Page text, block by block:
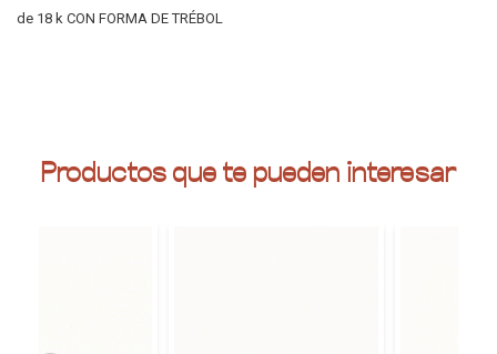
de 18 k CON FORMA DE TRÉBOL
Productos que te pueden interesar